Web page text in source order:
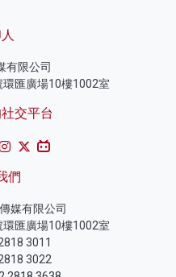
有限公司
匯廣場10樓1002室
交平台
們
媒有限公司
匯廣場10樓1002室
3011
3022